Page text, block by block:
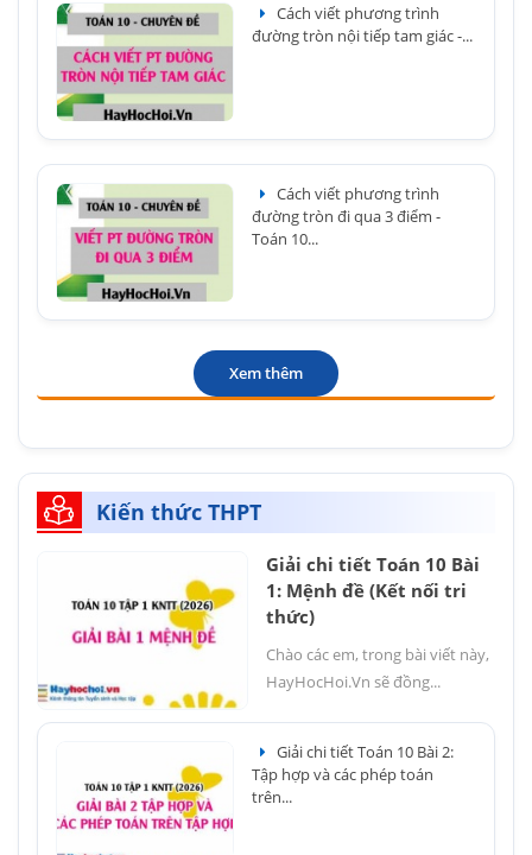
Cách viết phương trình
đường tròn nội tiếp tam giác -...
Cách viết phương trình
đường tròn đi qua 3 điểm -
Toán 10...
Xem thêm
Kiến thức THPT
Giải chi tiết Toán 10 Bài
1: Mệnh đề (Kết nối tri
thức)
Chào các em, trong bài viết này,
HayHocHoi.Vn sẽ đồng...
Giải chi tiết Toán 10 Bài 2:
Tập hợp và các phép toán
trên...